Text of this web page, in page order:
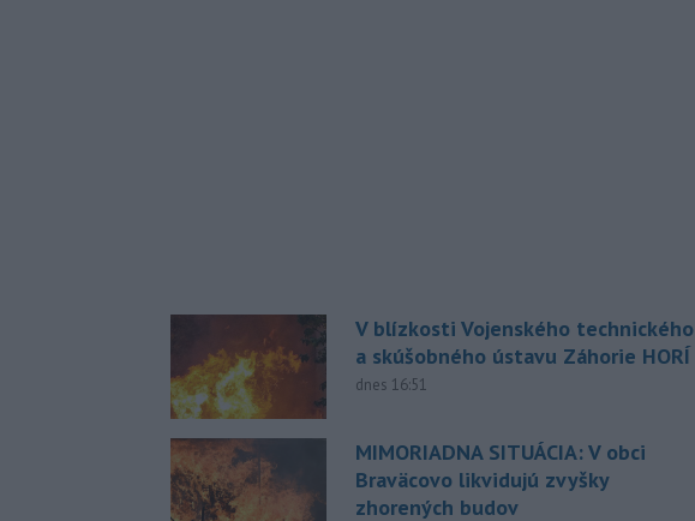
V blízkosti Vojenského technického
a skúšobného ústavu Záhorie HORÍ
dnes 16:51
MIMORIADNA SITUÁCIA: V obci
Braväcovo likvidujú zvyšky
zhorených budov